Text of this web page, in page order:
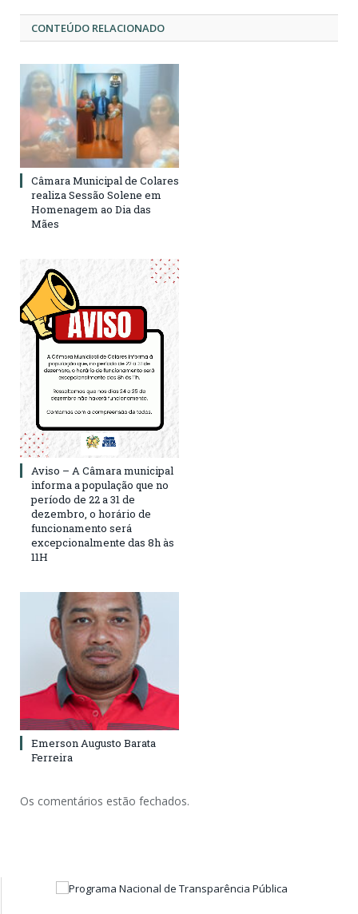
CONTEÚDO RELACIONADO
Câmara Municipal de Colares
realiza Sessão Solene em
Homenagem ao Dia das
Mães
Aviso – A Câmara municipal
informa a população que no
período de 22 a 31 de
dezembro, o horário de
funcionamento será
excepcionalmente das 8h às
11H
Emerson Augusto Barata
Ferreira
Os comentários estão fechados.